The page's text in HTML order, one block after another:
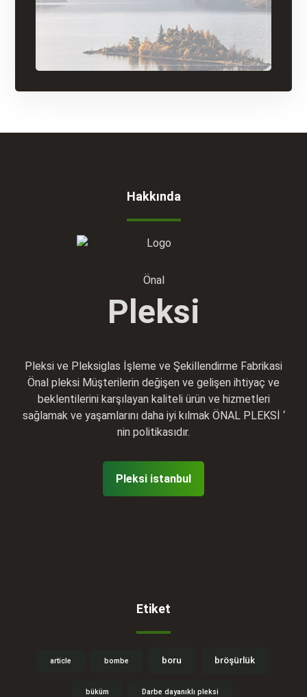
Hakkında
Önal
Pleksi
Pleksi ve Pleksiglas İşleme ve Şekillendirme Fabrikasi
Önal pleksi Müşterilerin değişen ve gelişen ihtiyaç ve
beklentilerini karşılayan kaliteli ürün ve hizmetleri
sağlamak ve yaşamlarını daha iyi kılmak ÖNAL PLEKSİ ‘
nin politikasıdır.
Pleksi istanbul
Etiket
article bombe boru bröşürlük
büküm Darbe dayanıklı pleksi